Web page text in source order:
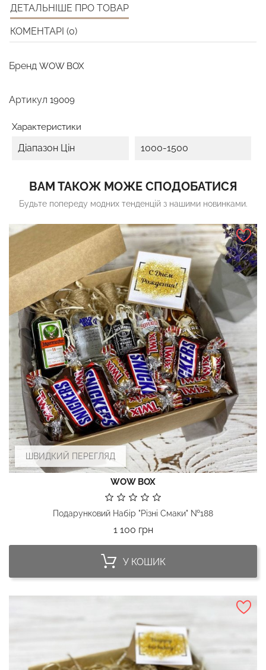
ДЕТАЛЬНІШЕ ПРО ТОВАР
КОМЕНТАРІ (0)
Бренд WOW BOX
Артикул 19009
Характеристики
Діапазон Цін 1000-1500
ВАМ ТАКОЖ МОЖЕ СПОДОБАТИСЯ
Будьте попереду модних тенденцій з нашими новинками.
ШВИДКИЙ ПЕРЕГЛЯД
WOW BOX
Подарунковий Набір "Різні Смаки" №188
1 100 грнЦіна
У КОШИК